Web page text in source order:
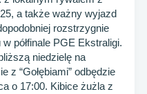
a także ważny wyjazd
rozstrzygnie
półfinale PGE Ekstraligi.
niedzielę na
z “Gołębiami” odbędzie
o 17:00. Kibice żużla z